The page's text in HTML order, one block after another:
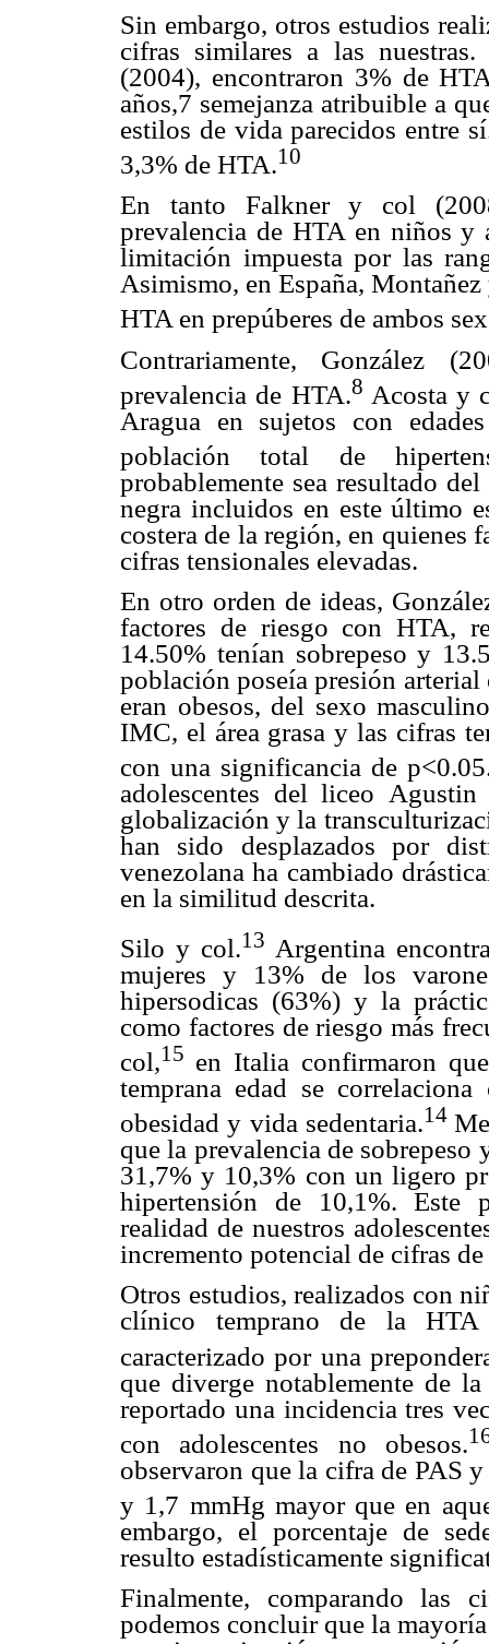
Sin embargo, otros estudios
cifras similares a las
(2004), encontraron 3% de
años,7 semejanza atribuible a
estilos de vida parecidos entre
3,3% de HTA.10
En tanto Falkner y col
prevalencia de HTA en niños y
limitación impuesta por las
Asimismo, en España,
HTA en prepúberes de ambos
Contrariamente, González
prevalencia de HTA.8 Acosta y
Aragua en sujetos con
población total de
probablemente sea resultado
negra incluidos en este último
costera de la región, en quienes
cifras tensionales elevadas.
En otro orden de ideas,
factores de riesgo con HTA,
14.50% tenían sobrepeso y
población poseía presión arterial
eran obesos, del sexo
IMC, el área grasa y las cifras
con una significancia de
adolescentes del liceo
globalización y la
han sido desplazados por
venezolana ha cambiado
en la similitud descrita.
Silo y col.13 Argentina
mujeres y 13% de los
hipersodicas (63%) y la
como factores de riesgo más
col,15 en Italia confirmaron
temprana edad se
obesidad y vida sedentaria.14
que la prevalencia de sobrepeso
31,7% y 10,3% con un ligero
hipertensión de 10,1%. Este
realidad de nuestros
incremento potencial de cifras
Otros estudios, realizados con
clínico temprano de la HTA
caracterizado por una
que diverge notablemente de
reportado una incidencia tres
con adolescentes no obesos.
observaron que la cifra de PAS
y 1,7 mmHg mayor que en
embargo, el porcentaje de
resulto estadísticamente
Finalmente, comparando las
podemos concluir que la